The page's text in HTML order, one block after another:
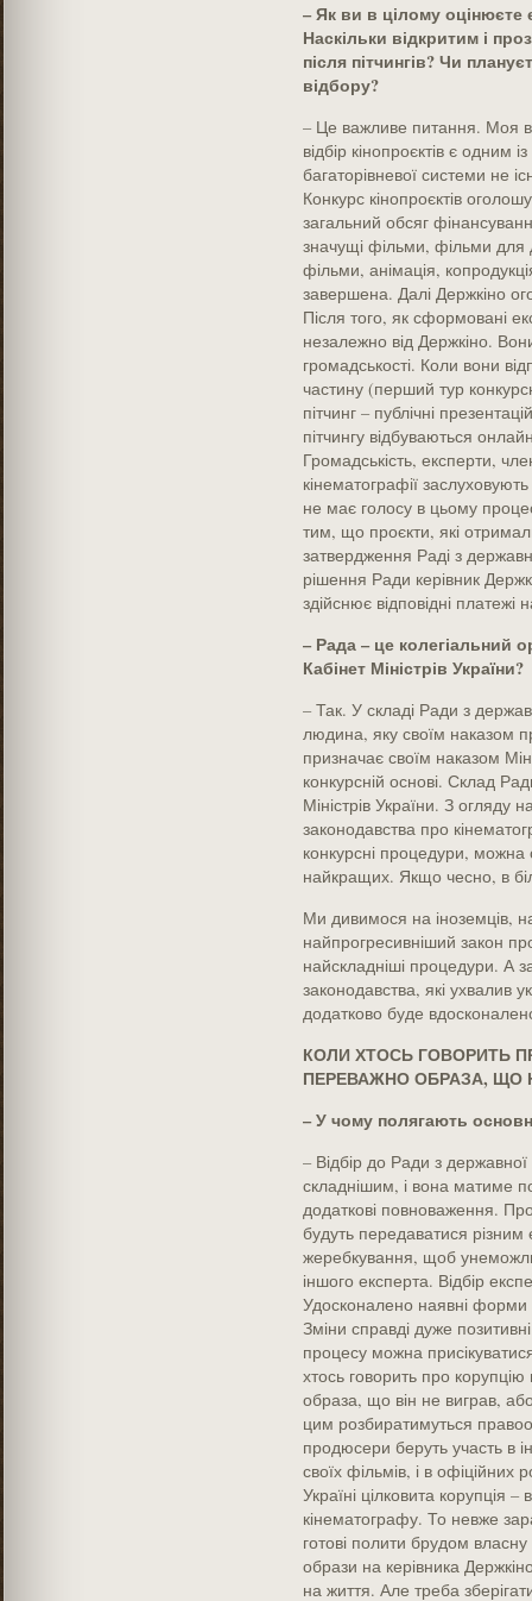
– Як ви в цілому оцінюєте
Наскільки відкритим і
після пітчингів? Чи
відбору?
– Це важливе питання. Моя
відбір кінопроєктів є одним
багаторівневої системи не
Конкурс кінопроєктів
загальний обсяг
значущі фільми, фільми для
фільми, анімація,
завершена. Далі Держкіно
Після того, як сформовані
незалежно від Держкіно.
громадськості. Коли вони
частину (перший тур
пітчинг – публічні
пітчингу відбуваються
Громадськість, експерти,
кінематографії
не має голосу в цьому
тим, що проєкти, які
затвердження Раді з
рішення Ради керівник
здійснює відповідні
– Рада – це колегіальний
Кабінет Міністрів України?
– Так. У складі Ради з
людина, яку своїм наказом
призначає своїм наказом
конкурсній основі. Склад
Міністрів України. З огляду
законодавства про
конкурсні процедури, можна
найкращих. Якщо чесно, в
Ми дивимося на іноземців,
найпрогресивніший закон
найскладніші процедури. А
законодавства, які ухвалив
додатково буде
КОЛИ ХТОСЬ ГОВОРИТЬ
ПЕРЕВАЖНО ОБРАЗА, ЩО
– У чому полягають
– Відбір до Ради з
складнішим, і вона матиме
додаткові повноваження.
будуть передаватися
жеребкування, щоб
іншого експерта. Відбір
Удосконалено наявні форми
Зміни справді дуже
процесу можна
хтось говорить про
образа, що він не виграв,
цим розбиратимуться
продюсери беруть участь в
своїх фільмів, і в
Україні цілковита корупція
кінематографу. То невже
готові полити брудом
образи на керівника
на життя. Але треба